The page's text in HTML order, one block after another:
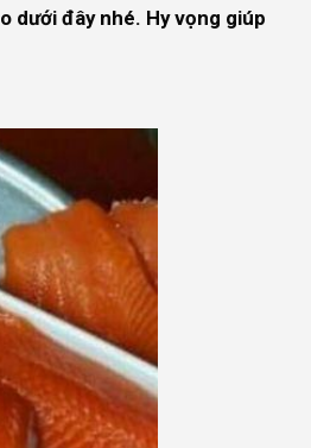
dưới đây nhé. Hy vọng giúp